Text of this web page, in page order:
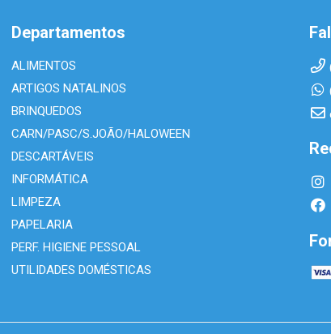
Departamentos
ALIMENTOS
ARTIGOS NATALINOS
BRINQUEDOS
CARN/PASC/S.JOÃO/HALOWEEN
DESCARTÁVEIS
INFORMÁTICA
LIMPEZA
PAPELARIA
PERF. HIGIENE PESSOAL
UTILIDADES DOMÉSTICAS